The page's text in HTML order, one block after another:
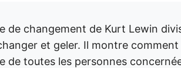
de changement de Kurt Lewin
et geler. Il montre
de toutes les personnes